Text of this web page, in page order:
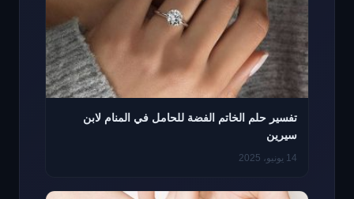
تفسير حلم الخاتم الفضة للحامل في المنام لابن
سيرين
14 يونيو، 2025